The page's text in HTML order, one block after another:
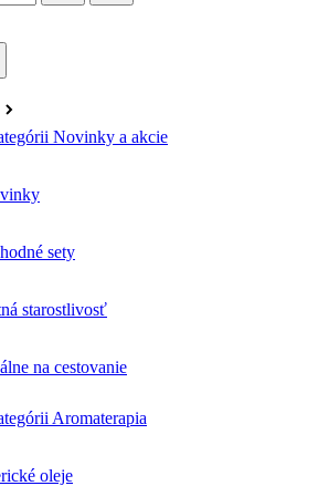
Novinky a akcie
sety
starostlivosť
na cestovanie
Aromaterapia
oleje